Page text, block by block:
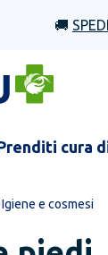
🚚
cura
Igiene e cosmesi